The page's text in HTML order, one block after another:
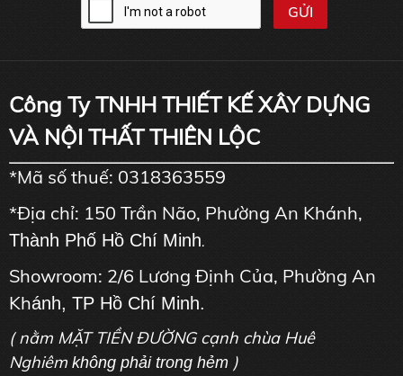
Công Ty TNHH THIẾT KẾ XÂY DỰNG
VÀ NỘI THẤT THIÊN LỘC
*Mã số thuế: 0318363559
*Địa chỉ: 150 Trần Não, Phường An Khánh,
Thành Phố Hồ Chí Minh.
Showroom: 2/6 Lương Định Của, Phường An
Khánh, TP Hồ Chí Minh.
( nằm MẶT TIỀN ĐƯỜNG cạnh chùa Huê
Nghiêm không phải trong hẻm )